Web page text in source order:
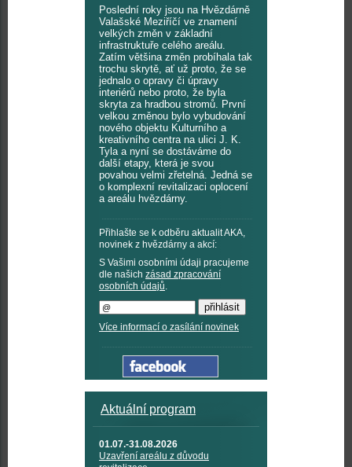
Poslední roky jsou na Hvězdárně
Valašské Meziříčí ve znamení
velkých změn v základní
infrastruktuře celého areálu.
Zatím většina změn probíhala tak
trochu skrytě, ať už proto, že se
jednalo o opravy či úpravy
interiérů nebo proto, že byla
skryta za hradbou stromů. První
velkou změnou bylo vybudování
nového objektu Kulturního a
kreativního centra na ulici J. K.
Tyla a nyní se dostáváme do
další etapy, která je svou
povahou velmi zřetelná. Jedná se
o komplexní revitalizaci oplocení
a areálu hvězdárny.
Přihlašte se k odběru aktualit AKA,
novinek z hvězdárny a akcí:
S Vašimi osobními údaji pracujeme
dle našich zásad zpracování
osobních údajů.
Více informací o zasílání novinek
Aktuální program
01.07.-31.08.2026
Uzavření areálu z důvodu